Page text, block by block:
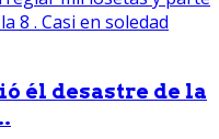
él desastre de la